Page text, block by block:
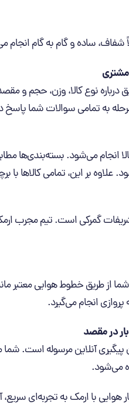
شفاف، ساده و گام به گام
مشتری
درباره نوع کالا، وزن، حجم و
به تمامی سوالات شما پاسخ
انجام می‌شود. بسته‌بندی‌ها
علاوه بر این، تمامی کالاها
گمرکی است. تیم مجرب
از طریق خطوط هوایی معتبر
انجام می‌گیرد.
در مقصد
پیگیری آنلاین مرسوله است.
می‌شود.
هوایی با ارمک به تجربه‌ای